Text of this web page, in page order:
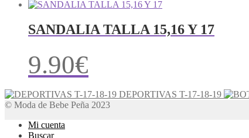
SANDALIA TALLA 15,16 Y 17
9.90€
DEPORTIVAS T-17-18-19
© Moda de Bebe Peña 2023
Mi cuenta
Buscar